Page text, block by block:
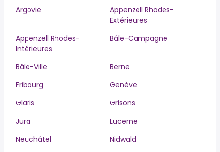
Argovie
Appenzell Rhodes-
Extérieures
Appenzell Rhodes-
Intérieures
Bâle-Campagne
Bâle-Ville
Berne
Fribourg
Genève
Glaris
Grisons
Jura
Lucerne
Neuchâtel
Nidwald